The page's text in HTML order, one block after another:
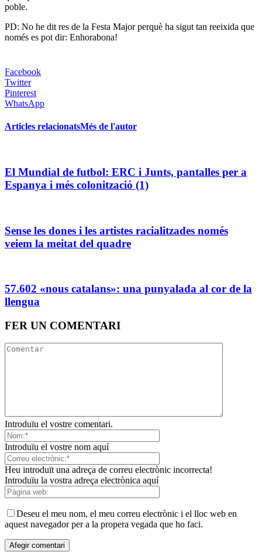
poble.
PD: No he dit res de la Festa Major perquè ha sigut tan reeixida que
només es pot dir: Enhorabona!
Facebook
Twitter
Pinterest
WhatsApp
Articles relacionatsMés de l'autor
El Mundial de futbol: ERC i Junts, pantalles per a
Espanya i més colonització (1)
Sense les dones i les artistes racialitzades només
veiem la meitat del quadre
57.602 «nous catalans»: una punyalada al cor de la
llengua
FER UN COMENTARI
Introduïu el vostre comentari.
Introduïu el vostre nom aquí
Heu introduït una adreça de correu electrònic incorrecta!
Introduïu la vostra adreça electrònica aquí
Deseu el meu nom, el meu correu electrònic i el lloc web en
aquest navegador per a la propera vegada que ho faci.